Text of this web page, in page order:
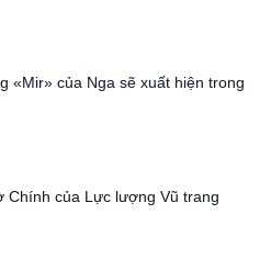
«Mir» của Nga sẽ xuất hiện trong
Chính của Lực lượng Vũ trang